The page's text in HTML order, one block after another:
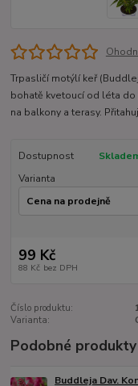
Trpasličí motýlí keř
bohatě kvetoucí od léta
na balkony a terasy.
Dostupnost
Varianta
99 Kč
88 Kč bez DPH
Číslo produktu:
Varianta:
Podobné produkty
Buddleja Dav.